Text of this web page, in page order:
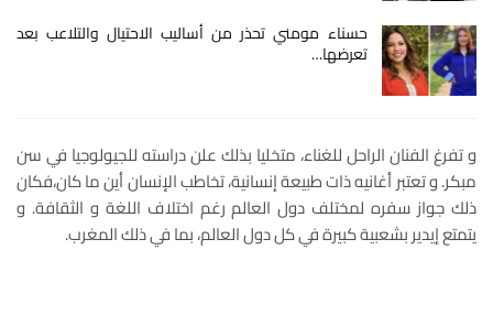
حسناء مومني تحذر من أساليب الاحتيال والتلاعب بعد
تعرضها…
و تفرغ الفنان الراحل للغناء، متخليا بذلك علن دراسته للجيولوجيا في سن
مبكر. و تعتبر أغانيه ذات طبيعة إنسانية، تخاطب الإنسان أين ما كان،فكان
ذلك جواز سفره لمختلف دول العالم رغم اختلاف اللغة و الثقافة. و
يتمتع إيدير بشعبية كبيرة في كل دول العالم، بما في ذلك المغرب.